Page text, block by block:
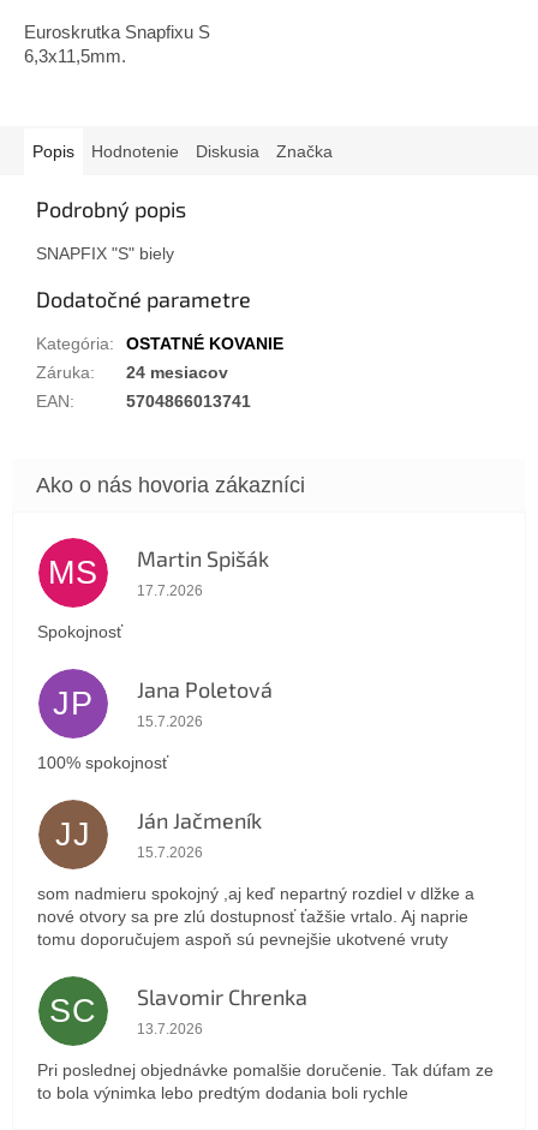
Euroskrutka Snapfixu S
6,3x11,5mm.
Popis Hodnotenie Diskusia Značka
Podrobný popis
SNAPFIX "S" biely
Dodatočné parametre
Kategória:
OSTATNÉ KOVANIE
Záruka:
24 mesiacov
EAN: 5704866013741
MS Martin Spišák
Hodnotenie obchodu je 5 z 5 hviezdičiek.
17.7.2026
Spokojnosť
JP Jana Poletová
Hodnotenie obchodu je 5 z 5 hviezdičiek.
15.7.2026
100% spokojnosť
JJ Ján Jačmeník
Hodnotenie obchodu je 5 z 5 hviezdičiek.
15.7.2026
som nadmieru spokojný ,aj keď nepartný rozdiel v dlžke a
nové otvory sa pre zlú dostupnosť ťažšie vrtalo. Aj naprie
tomu doporučujem aspoň sú pevnejšie ukotvené vruty
SC Slavomir Chrenka
Hodnotenie obchodu je 5 z 5 hviezdičiek.
13.7.2026
Pri poslednej objednávke pomalšie doručenie. Tak dúfam ze
to bola výnimka lebo predtým dodania boli rychle